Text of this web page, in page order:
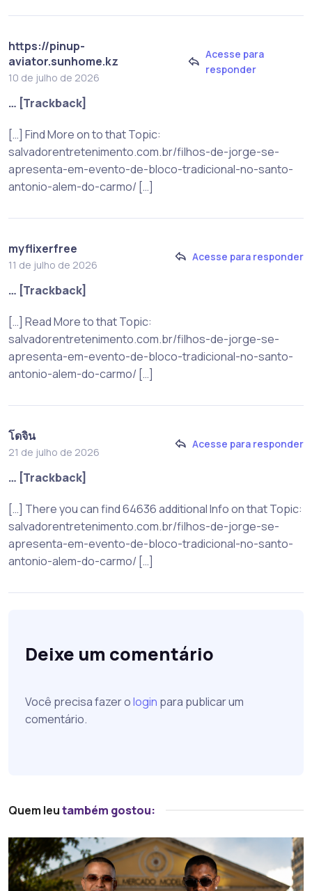
https://pinup-
aviator.sunhome.kz
10 de julho de 2026
Acesse para
responder
… [Trackback]
[…] Find More on to that Topic:
salvadorentretenimento.com.br/filhos-de-jorge-se-
apresenta-em-evento-de-bloco-tradicional-no-santo-
antonio-alem-do-carmo/ […]
myflixerfree
11 de julho de 2026
Acesse para responder
… [Trackback]
[…] Read More to that Topic:
salvadorentretenimento.com.br/filhos-de-jorge-se-
apresenta-em-evento-de-bloco-tradicional-no-santo-
antonio-alem-do-carmo/ […]
โดจิน
21 de julho de 2026
Acesse para responder
… [Trackback]
[…] There you can find 64636 additional Info on that Topic:
salvadorentretenimento.com.br/filhos-de-jorge-se-
apresenta-em-evento-de-bloco-tradicional-no-santo-
antonio-alem-do-carmo/ […]
Deixe um comentário
Você precisa fazer ologin para publicar um
comentário.
Quem leutambém gostou: